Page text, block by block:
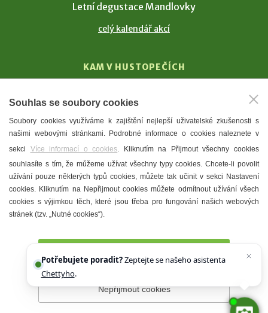
Letní degustace Mandlovky
celý kalendář akcí
KAM V HUSTOPEČÍCH
T. G. Masaryk
Mandloně
Ubytování
Restaurace
Městské muzeum a galerie
Denní meníčka
Prohlášení o přístupnosti Správce webu
Souhlas se soubory cookies
Soubory cookies využíváme k zajištění nejlepší uživatelské zkušenosti s
našimi webovými stránkami. Podrobné informace o cookies naleznete v
sekci Více informací o cookies. Kliknutím na Přijmout všechny cookies
souhlasíte s tím, že můžeme užívat všechny typy cookies. Chcete-li povolit
užívání pouze některých typů cookies, můžete tak učinit v sekci Nastavení
cookies. Kliknutím na Nepřijmout cookies můžete odmítnout užívání všech
cookies s výjimkou těch, které jsou třeba pro fungování našich webových
stránek (tzv. „Nutné cookies“).
Nepřijmout cookies
Potřebujete poradit?Zeptejte se našeho asistenta
Chettyho.